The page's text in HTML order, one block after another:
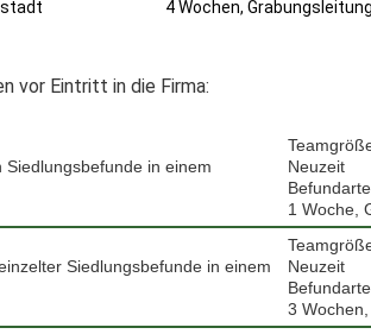
4 Wochen, Grabungsleitung
vor Eintritt in die Firma:
in einem
Neuzeit
1 Woche,
Siedlungsbefunde in einem
Neuzeit
3